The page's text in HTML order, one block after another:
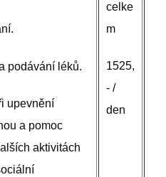
léků.
a pomoc
aktivitách
celke
m
1525,
- /
den